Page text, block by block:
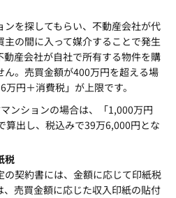
を探してもらい、不動産会社が代
の間に入って媒介することで発生
産会社が自社で所有する物件を購
ん。売買金額が400万円を超える場
円＋消費税」が上限です。
ンションの場合は、「1,000万円
出し、税込みで39万6,000円とな
税
契約書には、金額に応じて印紙税
売買金額に応じた収入印紙の貼付